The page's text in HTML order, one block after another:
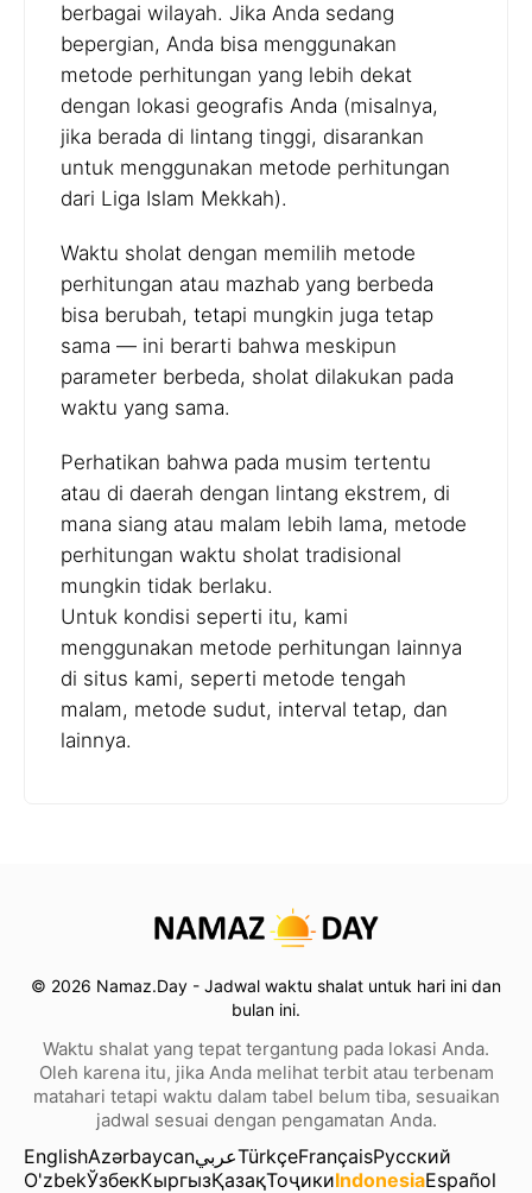
berbagai wilayah. Jika Anda sedang
bepergian, Anda bisa menggunakan
metode perhitungan yang lebih dekat
dengan lokasi geografis Anda (misalnya,
jika berada di lintang tinggi, disarankan
untuk menggunakan metode perhitungan
dari Liga Islam Mekkah).
Waktu sholat dengan memilih metode
perhitungan atau mazhab yang berbeda
bisa berubah, tetapi mungkin juga tetap
sama — ini berarti bahwa meskipun
parameter berbeda, sholat dilakukan pada
waktu yang sama.
Perhatikan bahwa pada musim tertentu
atau di daerah dengan lintang ekstrem, di
mana siang atau malam lebih lama, metode
perhitungan waktu sholat tradisional
mungkin tidak berlaku.
Untuk kondisi seperti itu, kami
menggunakan metode perhitungan lainnya
di situs kami, seperti metode tengah
malam, metode sudut, interval tetap, dan
lainnya.
© 2026 Namaz.Day - Jadwal waktu shalat untuk hari ini dan
bulan ini.
Waktu shalat yang tepat tergantung pada lokasi Anda.
Oleh karena itu, jika Anda melihat terbit atau terbenam
matahari tetapi waktu dalam tabel belum tiba, sesuaikan
jadwal sesuai dengan pengamatan Anda.
EnglishAzərbaycanعربيTürkçeFrançaisРусский
O'zbekЎзбекКыргызҚазақТоҷикиIndonesiaEspañol